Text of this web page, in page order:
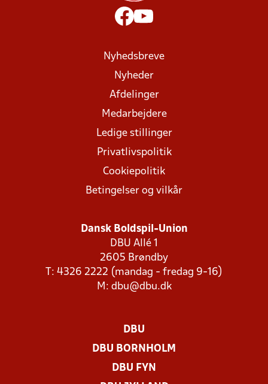
Nyhedsbreve
Nyheder
Afdelinger
Medarbejdere
Ledige stillinger
Privatlivspolitik
Cookiepolitik
Betingelser og vilkår
Dansk Boldspil-Union
DBU Allé 1
2605 Brøndby
T: 4326 2222 (mandag - fredag 9-16)
M: dbu@dbu.dk
DBU
DBU BORNHOLM
DBU FYN